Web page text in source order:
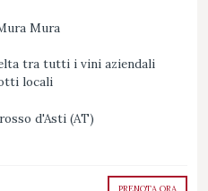
Mura​
tra tutti i vini aziendali
locali
d'Asti (AT)